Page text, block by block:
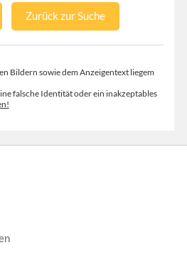
Zurück zur Suche
Bildern sowie dem Anzeigentext liegem
falsche Identität oder ein inakzeptables